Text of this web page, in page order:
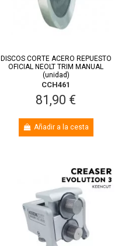
DISCOS CORTE ACERO REPUESTO
OFICIAL NEOLT TRIM MANUAL
(unidad)
CCH461
81,90 €
Añadir a la cesta